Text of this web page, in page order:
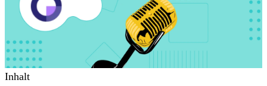
Inhalt